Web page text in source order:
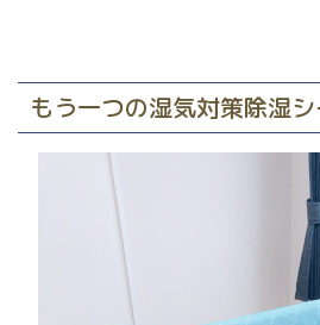
もう一つの湿気対策除湿